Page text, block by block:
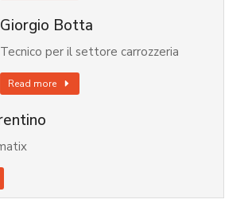
Giorgio Botta
Tecnico per il settore carrozzeria
Read more